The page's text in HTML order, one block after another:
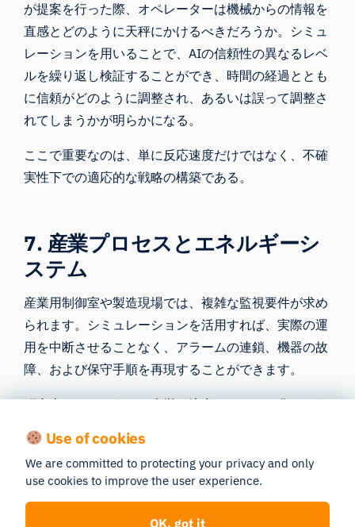
が提案を行った際、オペレーターは機械からの情報を
直感とどのように天秤にかけるべきだろうか。シミュ
レーションを用いることで、AIの信頼性の異なるレベ
ルを繰り返し検証することができ、時間の経過ととも
に信頼がどのように調整され、あるいは誤って調整さ
れてしまうかが明らかになる。
ここで重要なのは、単に反応速度だけではなく、不確
実性下での適応的な戦略の構築である。
7. 産業プロセスとエネルギーシ
ステム
産業用制御室や製造現場では、複雑な監視要件が求め
られます。シミュレーションを活用すれば、実際の運
用を中断させることなく、アラームの連鎖、機器の故
障、および保守手順を再現することができます。
研究者らは、アラーム疲労、注意のトンネル化、およ
び優先順位付けの戦略について調査を行っている。デ
ジタルツイン環境を活用することで、実環境への導入
前にワークフローの変更をテストし、認知的なボトル
Use of cookies
We are committed to protecting your privacy and only
use cookies to improve the user experience.
OK, got it